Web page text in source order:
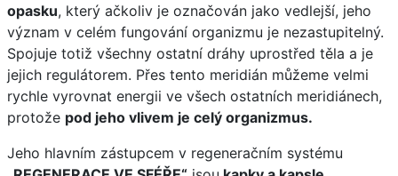
opasku, který ačkoliv je označován jako vedlejší, jeho
význam v celém fungování organizmu je nezastupitelný.
Spojuje totiž všechny ostatní dráhy uprostřed těla a je
jejich regulátorem. Přes tento meridián můžeme velmi
rychle vyrovnat energii ve všech ostatních meridiánech,
protože pod jeho vlivem je celý organizmus.
Jeho hlavním zástupcem v regeneračním systému